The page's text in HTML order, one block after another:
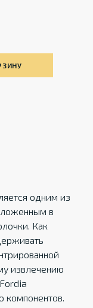
одним из
в
Как
извлечению
компонентов.